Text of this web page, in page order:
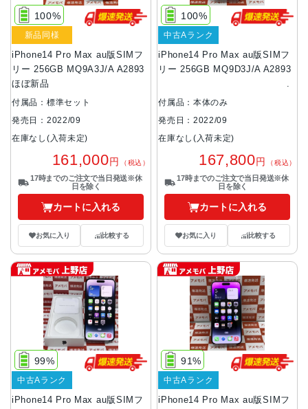
iPhone14 Pro Max au版SIMフ
リー 256GB MQ9A3J/A A2893
ほぼ新品
100%
新品同様
付属品：標準セット
発売日：2022/09
在庫なし(入荷未定)
161,000円 （税込）
17時までのご注文で当日発送※休
日を除く
カートに入れる
お気に入り 比較する
iPhone14 Pro Max au版SIMフ
リー 256GB MQ9D3J/A A2893
100%
中古Aランク
付属品：本体のみ
発売日：2022/09
在庫なし(入荷未定)
167,800円 （税込）
17時までのご注文で当日発送※休
日を除く
カートに入れる
お気に入り 比較する
iPhone14 Pro Max au版SIMフ
99%
中古Aランク
iPhone14 Pro Max au版SIMフ
91%
中古Aランク